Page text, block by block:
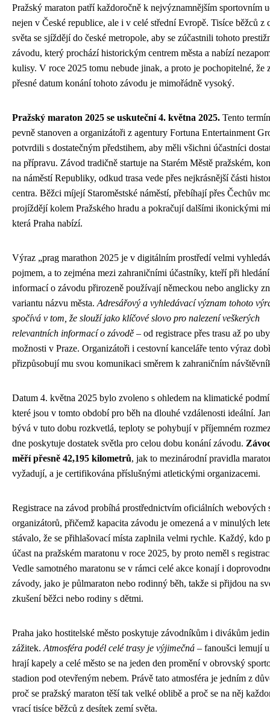
Pražský maraton patří každoročně k nejvýznamnějším sportovním
nejen v České republice, ale i v celé střední Evropě. Tisíce běžců z
světa se sjíždějí do české metropole, aby se zúčastnili tohoto
závodu, který prochází historickým centrem města a nabízí
kulisy. V roce 2025 tomu nebude jinak, a proto je pochopitelné, že
přesné datum konání tohoto závodu je mimořádně vysoký.
Pražský maraton 2025 se uskuteční 4. května 2025. Tento
pevně stanoven a organizátoři z agentury Fortuna Entertainment
potvrdili s dostatečným předstihem, aby měli všichni účastníci
na přípravu. Závod tradičně startuje na Starém Městě pražském,
na náměstí Republiky, odkud trasa vede přes nejkrásnější části
centra. Běžci míjejí Staroměstské náměstí, přebíhají přes Čechův
projíždějí kolem Pražského hradu a pokračují dalšími ikonickými
která Praha nabízí.
Výraz „prag marathon 2025 je v digitálním prostředí velmi
pojmem, a to zejména mezi zahraničními účastníky, kteří při hledání
informací o závodu přirozeně používají německou nebo anglicky
variantu názvu města. Adresářový a vyhledávací význam tohoto
spočívá v tom, že slouží jako klíčové slovo pro nalezení veškerých
relevantních informací o závodě – od registrace přes trasu až po
možnosti v Praze. Organizátoři i cestovní kanceláře tento výraz
přizpůsobují mu svou komunikaci směrem k zahraničním
Datum 4. května 2025 bylo zvoleno s ohledem na klimatické
které jsou v tomto období pro běh na dlouhé vzdálenosti ideální.
bývá v tuto dobu rozkvetlá, teploty se pohybují v příjemném
dne poskytuje dostatek světla pro celou dobu konání závodu.
měří přesně 42,195 kilometrů, jak to mezinárodní pravidla
vyžadují, a je certifikována příslušnými atletickými organizacemi.
Registrace na závod probíhá prostřednictvím oficiálních webových
organizátorů, přičemž kapacita závodu je omezená a v minulých
stávalo, že se přihlašovací místa zaplnila velmi rychle. Každý, kdo
účast na pražském maratonu v roce 2025, by proto neměl s
Vedle samotného maratonu se v rámci celé akce konají i
závody, jako je půlmaraton nebo rodinný běh, takže si přijdou na
zkušení běžci nebo rodiny s dětmi.
Praha jako hostitelské město poskytuje závodníkům i divákům
zážitek. Atmosféra podél celé trasy je výjimečná – fanoušci lemují
hrají kapely a celé město se na jeden den promění v obrovský
stadion pod otevřeným nebem. Právě tato atmosféra je jedním z
proč se pražský maraton těší tak velké oblibě a proč se na něj
vrací tisíce běžců z desítek zemí světa.